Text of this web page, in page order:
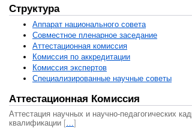
Структура
Аппарат национального совета
Совместное пленарное заседание
Аттестационная комисcия
Комиссия по аккредитации
Комиссия экспертов
Специализированные научные советы
Аттестационная Комиссия
Аттестация научных и научно-педагогических
квалификации […]